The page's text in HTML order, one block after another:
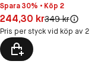
Spara 30% • Köp 2
Pris: 244,30 kr
244,30 krOriginal pris:
349 kr
Pris per styck vid köp av 2